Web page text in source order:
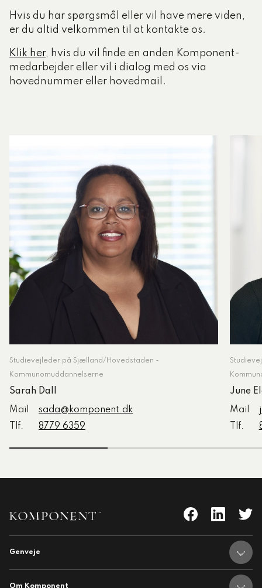
Hvis du har spørgsmål eller vil have mere viden,
er du altid velkommen til at kontakte os.
Klik her, hvis du vil finde en anden Komponent-
medarbejder eller vil i dialog med os via
hovednummer eller hovedmail.
Studievejleder på Sjælland/Hovedstaden -
Kommunomuddannelserne
Sarah Dall
Mail
sada@komponent.dk
Tlf.
8779 6359
June
Mail
Tlf.
Genveje
Om Komponent